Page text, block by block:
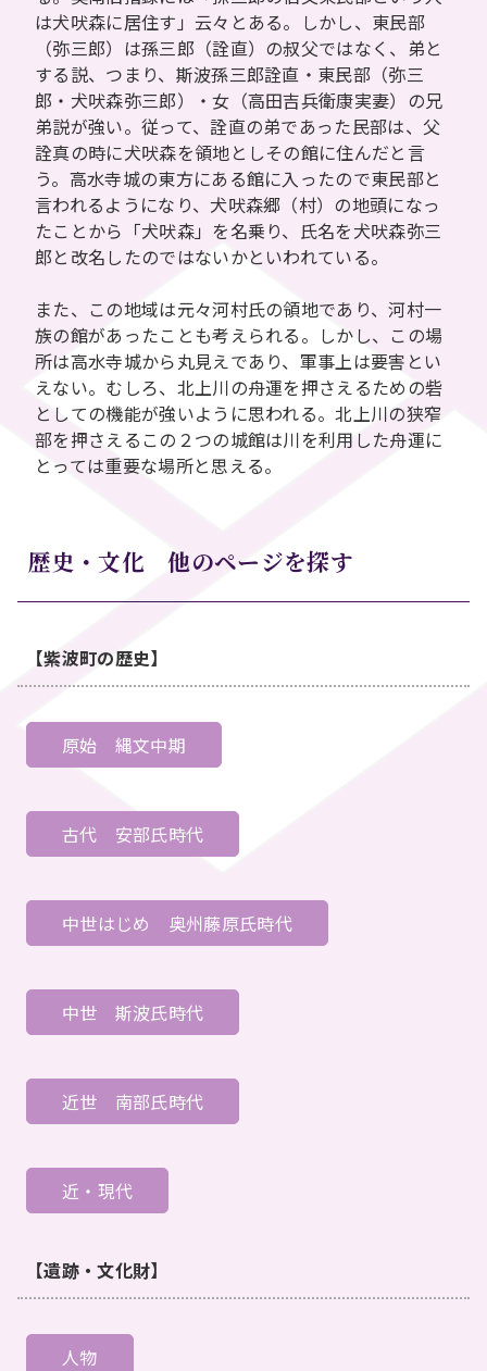
は犬吠森に居住す」云々とある。しかし、東民部
（弥三郎）は孫三郎（詮直）の叔父ではなく、弟と
する説、つまり、斯波孫三郎詮直・東民部（弥三
郎・犬吠森弥三郎）・女（高田吉兵衛康実妻）の兄
弟説が強い。従って、詮直の弟であった民部は、父
詮真の時に犬吠森を領地としその館に住んだと言
う。高水寺城の東方にある館に入ったので東民部と
言われるようになり、犬吠森郷（村）の地頭になっ
たことから「犬吠森」を名乗り、氏名を犬吠森弥三
郎と改名したのではないかといわれている。
また、この地域は元々河村氏の領地であり、河村一
族の館があったことも考えられる。しかし、この場
所は高水寺城から丸見えであり、軍事上は要害とい
えない。むしろ、北上川の舟運を押さえるための砦
としての機能が強いように思われる。北上川の狭窄
部を押さえるこの２つの城館は川を利用した舟運に
とっては重要な場所と思える。
歴史・文化 他のページを探す
【紫波町の歴史】
原始 縄文中期
古代 安部氏時代
中世はじめ 奥州藤原氏時代
中世 斯波氏時代
近世 南部氏時代
近・現代
【遺跡・文化財】
人物